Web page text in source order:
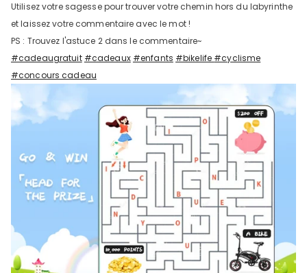
Utilisez votre sagesse pour trouver votre chemin hors du labyrinthe
et laissez votre commentaire avec le mot !
PS : Trouvez l'astuce 2 dans le commentaire~
#cadeaugratuit #cadeaux #enfants #bikelife #cyclisme
#concours cadeau